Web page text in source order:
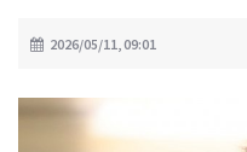
2026/05/11, 09:01